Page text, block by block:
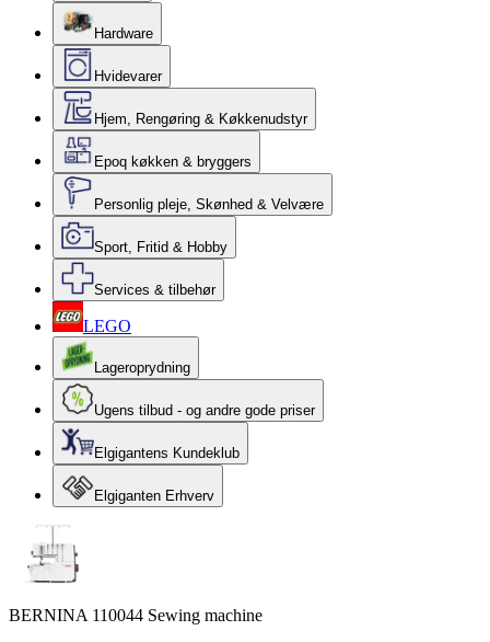
Hardware
Hvidevarer
Hjem, Rengøring & Køkkenudstyr
Epoq køkken & bryggers
Personlig pleje, Skønhed & Velvære
Sport, Fritid & Hobby
Services & tilbehør
LEGO
Lageroprydning
Ugens tilbud - og andre gode priser
Elgigantens Kundeklub
Elgiganten Erhverv
BERNINA 110044 Sewing machine